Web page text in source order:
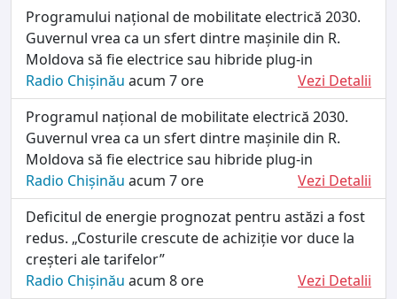
Programului național de mobilitate electrică 2030.
Guvernul vrea ca un sfert dintre mașinile din R.
Moldova să fie electrice sau hibride plug-in
Radio Chișinău acum 7 ore
Vezi Detalii
Programul național de mobilitate electrică 2030.
Guvernul vrea ca un sfert dintre mașinile din R.
Moldova să fie electrice sau hibride plug-in
Radio Chișinău acum 7 ore
Vezi Detalii
Deficitul de energie prognozat pentru astăzi a fost
redus. „Costurile crescute de achiziție vor duce la
creșteri ale tarifelor”
Radio Chișinău acum 8 ore
Vezi Detalii